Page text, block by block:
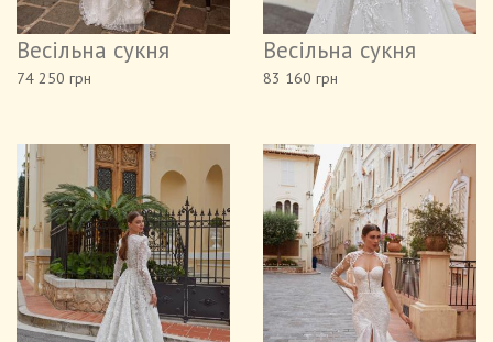
Весільна сукня
74 250 грн
Весільна сукня
83 160 грн